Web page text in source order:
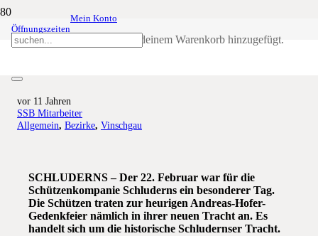
Öffnungszeiten
Mein Konto
wurde deinem Warenkorb hinzugefügt.
Schluderns: Historische Tracht lebt
vor 11 Jahren
SSB Mitarbeiter
Allgemein, Bezirke, Vinschgau
SCHLUDERNS – Der 22. Februar war für die
Schützenkompanie Schluderns ein besonderer Tag.
Die Schützen traten zur heurigen Andreas-Hofer-
Gedenkfeier nämlich in ihrer neuen Tracht an. Es
handelt sich um die historische Schludernser Tracht.